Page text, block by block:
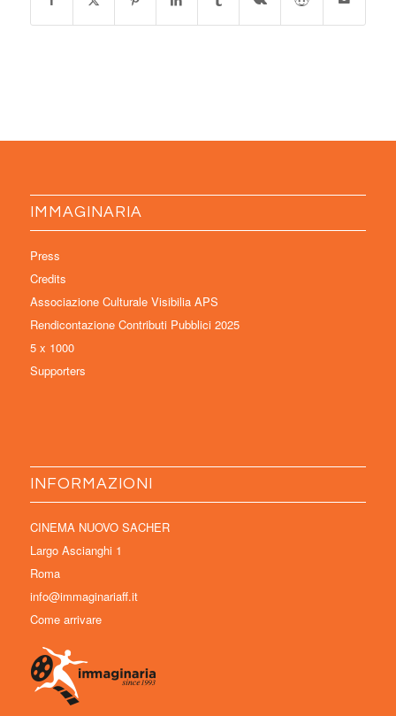
IMMAGINARIA
Press
Credits
Associazione Culturale Visibilia APS
Rendicontazione Contributi Pubblici 2025
5 x 1000
Supporters
INFORMAZIONI
CINEMA NUOVO SACHER
Largo Ascianghi 1
Roma
info@immaginariaff.it
Come arrivare